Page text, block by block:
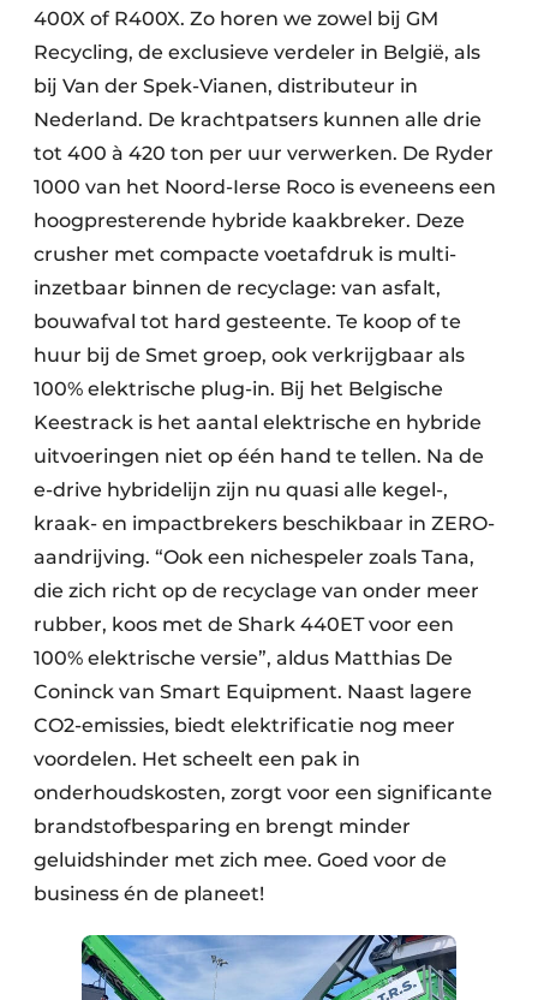
400X of R400X. Zo horen we zowel bij GM
Recycling, de exclusieve verdeler in België, als
bij Van der Spek-Vianen, distributeur in
Nederland. De krachtpatsers kunnen alle drie
tot 400 à 420 ton per uur verwerken. De Ryder
1000 van het Noord-Ierse Roco is eveneens een
hoogpresterende hybride kaakbreker. Deze
crusher met compacte voetafdruk is multi-
inzetbaar binnen de recyclage: van asfalt,
bouwafval tot hard gesteente. Te koop of te
huur bij de Smet groep, ook verkrijgbaar als
100% elektrische plug-in. Bij het Belgische
Keestrack is het aantal elektrische en hybride
uitvoeringen niet op één hand te tellen. Na de
e-drive hybridelijn zijn nu quasi alle kegel-,
kraak- en impactbrekers beschikbaar in ZERO-
aandrijving. “Ook een nichespeler zoals Tana,
die zich richt op de recyclage van onder meer
rubber, koos met de Shark 440ET voor een
100% elektrische versie”, aldus Matthias De
Coninck van Smart Equipment. Naast lagere
CO2-emissies, biedt elektrificatie nog meer
voordelen. Het scheelt een pak in
onderhoudskosten, zorgt voor een significante
brandstofbesparing en brengt minder
geluidshinder met zich mee. Goed voor de
business én de planeet!